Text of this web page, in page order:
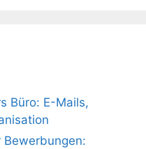
Büro: E-Mails,
Bewerbungen: